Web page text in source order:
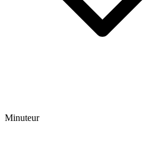
Minuteur